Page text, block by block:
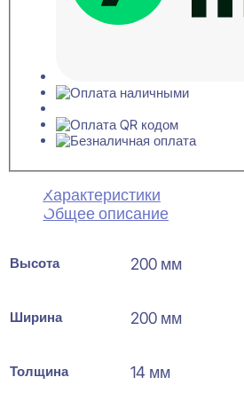
Характеристики
Общее описание
Высота 200 мм
Ширина 200 мм
Толщина 14 мм